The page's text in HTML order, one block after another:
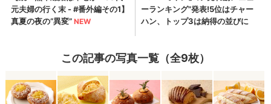
この記事の写真一覧（全9枚）